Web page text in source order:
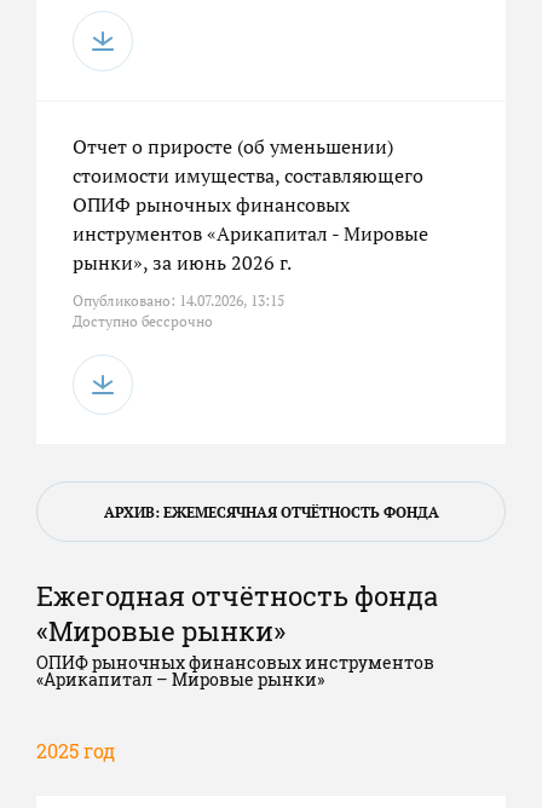
Отчет о приросте (об уменьшении)
стоимости имущества, составляющего
ОПИФ рыночных финансовых
инструментов «Арикапитал - Мировые
рынки», за июнь 2026 г.
Опубликовано: 14.07.2026, 13:15
Доступно бессрочно
АРХИВ: ЕЖЕМЕСЯЧНАЯ ОТЧЁТНОСТЬ ФОНДА
Ежегодная отчётность фонда
«Мировые рынки»
ОПИФ рыночных финансовых инструментов
«Арикапитал – Мировые рынки»
2025 год